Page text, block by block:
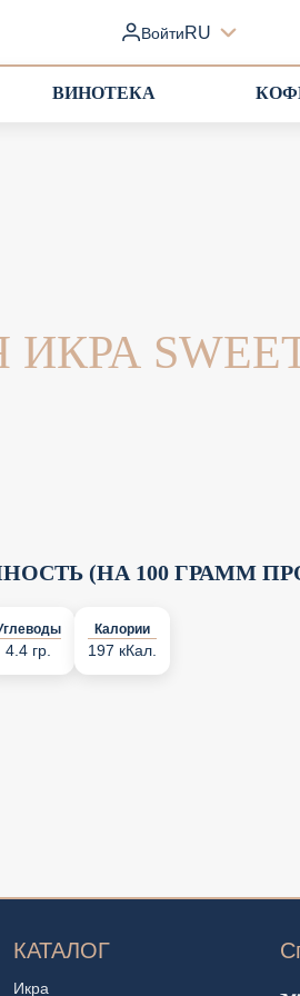
ВойтиRU
ВИНОТЕКА
(НА 100 ГРАММ
4.4 гр.
Калории
197 кКал.
КАТАЛОГ
Икра